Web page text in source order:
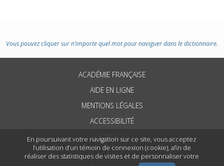
En poursuivant votre navigation sur ce site, vous acceptez
l’utilisation d’un témoin de connexion (cookie), afin de
réaliser des statistiques de visites et de personnaliser votre
Vous pouvez cliquer sur n’importe quel mot pour naviguer dans le dictionnaire.
ACADÉMIE FRANÇAISE
AIDE EN LIGNE
MENTIONS LÉGALES
ACCESSIBILITÉ
CONTACTS